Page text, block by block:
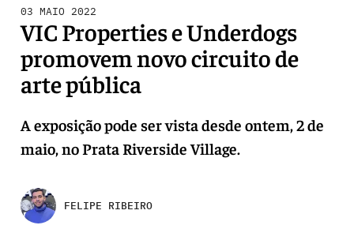
03 MAIO 2022
VIC Properties e Underdogs
promovem novo circuito de
arte pública
A exposição pode ser vista desde ontem, 2 de
maio, no Prata Riverside Village.
FELIPE RIBEIRO